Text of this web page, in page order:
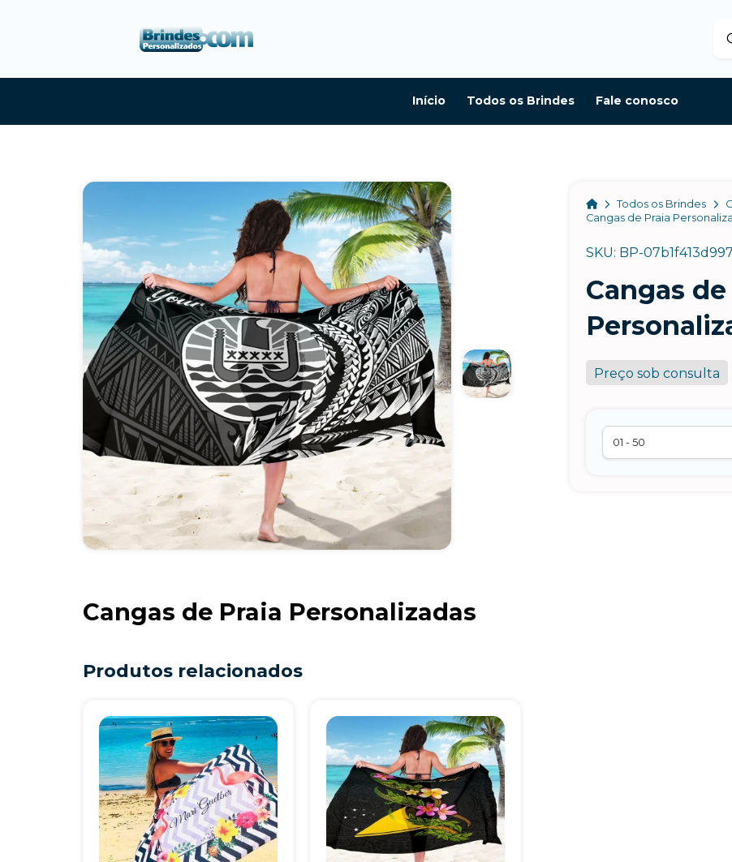
Início Todos os Brindes Fale conosco
HomeTodos os Brindes
Cangas de Praia
SKU: BP-07b1f413d997
Cangas
Preço sob consulta
Cangas de Praia Personalizadas
Produtos relacionados
Brindes Personalizados
online
+55